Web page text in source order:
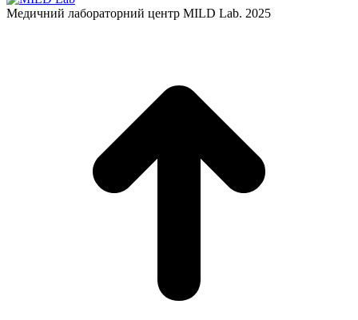
Медичний лабораторний центр MILD Lab. 2025